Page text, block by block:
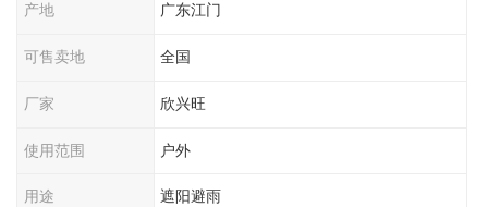
产地 广东江门
可售卖地 全国
厂家 欣兴旺
使用范围 户外
用途 遮阳避雨